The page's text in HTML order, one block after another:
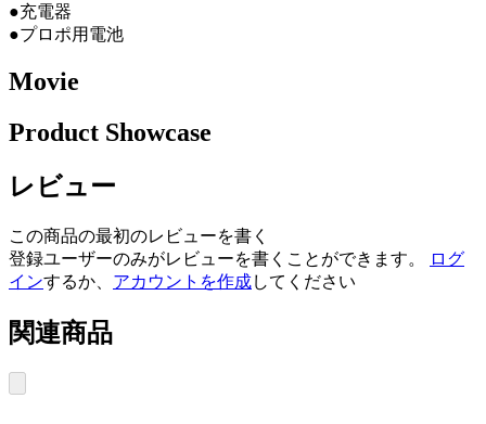
●充電器
●プロポ用電池
Movie
Product Showcase
レビュー
この商品の最初のレビューを書く
登録ユーザーのみがレビューを書くことができます。
ログ
インするか、 アカウントを作成してください
関連商品